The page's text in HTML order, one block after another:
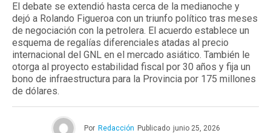
El debate se extendió hasta cerca de la medianoche y
dejó a Rolando Figueroa con un triunfo político tras meses
de negociación con la petrolera. El acuerdo establece un
esquema de regalías diferenciales atadas al precio
internacional del GNL en el mercado asiático. También le
otorga al proyecto estabilidad fiscal por 30 años y fija un
bono de infraestructura para la Provincia por 175 millones
de dólares.
Por Redacción Publicado junio 25, 2026